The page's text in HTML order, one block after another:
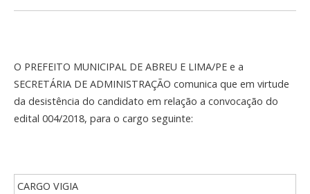
O PREFEITO MUNICIPAL DE ABREU E LIMA/PE e a
SECRETÁRIA DE ADMINISTRAÇÃO comunica que em virtude
da desistência do candidato em relação a convocação do
edital 004/2018, para o cargo seguinte:
CARGO VIGIA